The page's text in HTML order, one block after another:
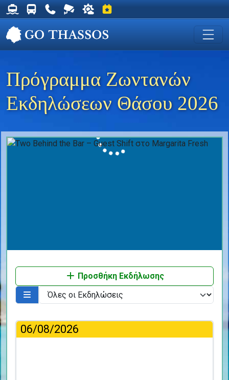
Δρομολόγια Φέρυ για Θάσο
Δρομολόγια Λεωφορείων Θάσου
Χρήσιμα Τηλέφωνα
Ζωντανή Κάμερα στη Χρυσή Ακτή
Ο καιρός στη Θάσο
Εκδηλώσεις στη Θάσο
Πρόγραμμα Ζωντανών
Εκδηλώσεων Θάσου 2026
Προσθήκη Εκδήλωσης
06/08/2026